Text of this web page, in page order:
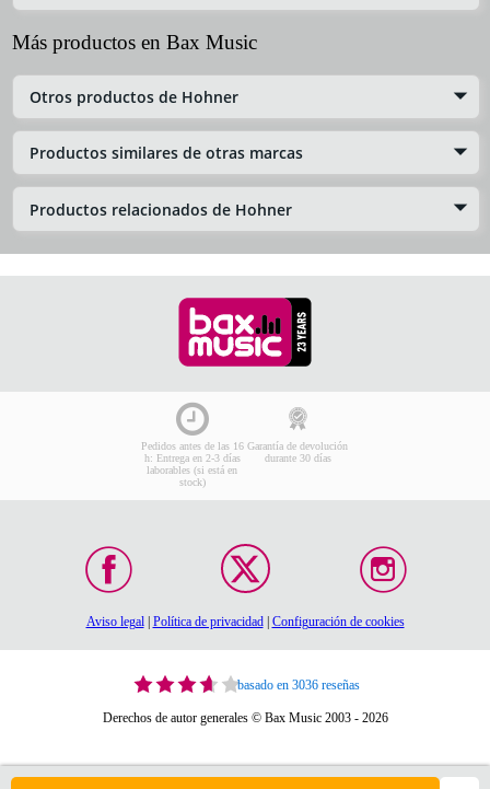
Más productos en Bax Music
Otros productos de Hohner
Productos similares de otras marcas
Productos relacionados de Hohner
Pedidos antes de las 16
h: Entrega en 2-3 días
laborables (si está en
stock)
Garantía de devolución
durante 30 días
Aviso legal| Política de privacidad| Configuración de cookies
basado en 3036 reseñas
Derechos de autor generales © Bax Music 2003 - 2026